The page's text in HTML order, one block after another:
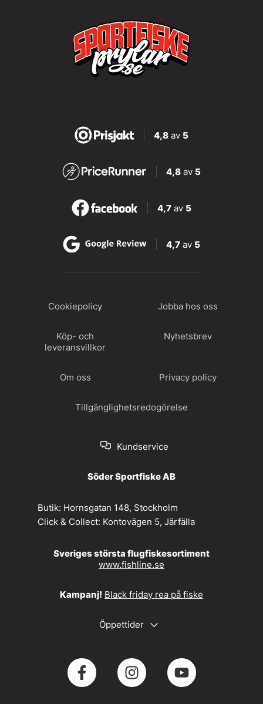
4,8av 5
4,8 av 5
4,7 av 5
4,7 av 5
Cookiepolicy Jobba hos oss
Köp- och
leveransvillkor
Nyhetsbrev
Om oss Privacy policy
Tillgänglighetsredogörelse
Kundservice
Söder Sportfiske AB
Butik: Hornsgatan 148, Stockholm
Click & Collect: Kontovägen 5, Järfälla
Sveriges största flugfiskesortiment
www.fishline.se
Kampanj! Black friday rea på fiske
Öppettider